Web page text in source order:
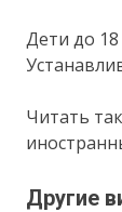
Дети до
Читать
Другие